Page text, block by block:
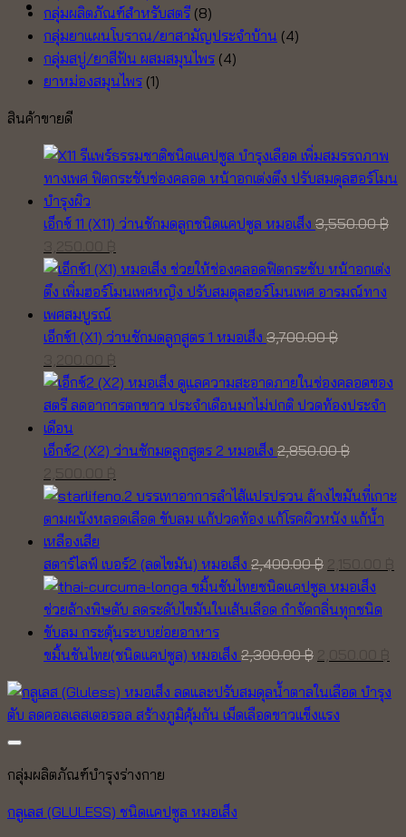
กลุ่มผลิตภัณฑ์สำหรับสตรี (8)
กลุ่มยาแผนโบราณ/ยาสามัญประจำบ้าน (4)
กลุ่มสบู่/ยาสีฟัน ผสมสมุนไพร (4)
ยาหม่องสมุนไพร (1)
สินค้าขายดี
เอ็กซ์ 11 (X11) ว่านชักมดลูกชนิดแคปซูล หมอเส็ง 3,550.00฿
price
was:
3,550.00 ฿.
price
is:
เอ็กซ์1 (X1) ว่านชักมดลูกสูตร 1 หมอเส็ง 3,700.00฿
price
was:
3,700.00 ฿.
price
is:
เอ็กซ์2 (X2) ว่านชักมดลูกสูตร 2 หมอเส็ง 2,850.00฿
price
was:
2,850.00 ฿.
price
is:
สตาร์ไลฟ์ เบอร์2 (ลดไขมัน) หมอเส็ง 2,400.00฿
price
was:
ขมิ้นชันไทย(ชนิดแคปซูล) หมอเส็ง 2,300.00฿
was:
2,300.00 ฿.
is:
กลุ่มผลิตภัณฑ์บำรุงร่างกาย
กลูเลส (GLULESS) ชนิดแคปซูล หมอเส็ง